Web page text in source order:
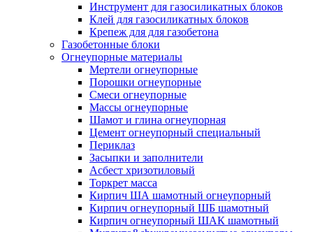
Инструмент для газосиликатных блоков
Клей для газосиликатных блоков
Крепеж для для газобетона
Газобетонные блоки
Огнеупорные материалы
Мертели огнеупорные
Порошки огнеупорные
Смеси огнеупорные
Массы огнеупорные
Шамот и глина огнеупорная
Цемент огнеупорный специальный
Периклаз
Засыпки и заполнители
Асбест хризотиловый
Торкрет масса
Кирпич ША шамотный огнеупорный
Кирпич огнеупорный ШБ шамотный
Кирпич огнеупорный ШАК шамотный